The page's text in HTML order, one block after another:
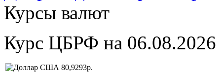
Курсы валют
Курс ЦБРФ на 06.08.2026
80,9293р.